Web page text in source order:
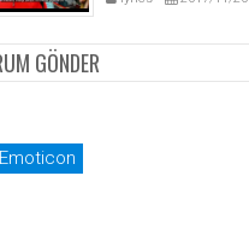
GÖNDER
Emoticon